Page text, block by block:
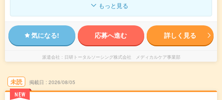
もっと見る
気になる! 応募へ進む 詳しく見る
派遣会社 日研トータルソーシング株式会社 メディカルケア事業部
未読
NEW
掲載日 2026/08/05